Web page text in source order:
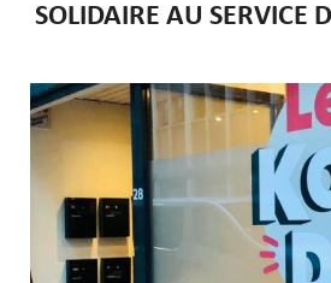
SOLIDAIRE AU SERVICE